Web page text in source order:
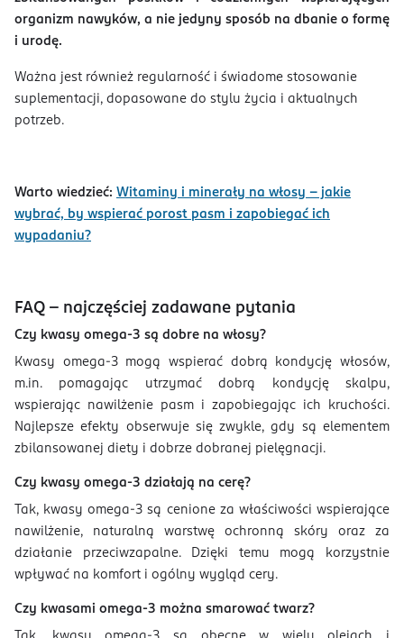
organizm nawyków, a nie jedyny sposób na dbanie o formę
i urodę.
Ważna jest również regularność i świadome stosowanie
suplementacji, dopasowane do stylu życia i aktualnych
potrzeb.
Warto wiedzieć: Witaminy i minerały na włosy – jakie
wybrać, by wspierać porost pasm i zapobiegać ich
wypadaniu?
FAQ – najczęściej zadawane pytania
Czy kwasy omega-3 są dobre na włosy?
Kwasy omega-3 mogą wspierać dobrą kondycję włosów,
m.in. pomagając utrzymać dobrą kondycję skalpu,
wspierając nawilżenie pasm i zapobiegając ich kruchości.
Najlepsze efekty obserwuje się zwykle, gdy są elementem
zbilansowanej diety i dobrze dobranej pielęgnacji.
Czy kwasy omega-3 działają na cerę?
Tak, kwasy omega-3 są cenione za właściwości wspierające
nawilżenie, naturalną warstwę ochronną skóry oraz za
działanie przeciwzapalne. Dzięki temu mogą korzystnie
wpływać na komfort i ogólny wygląd cery.
Czy kwasami omega-3 można smarować twarz?